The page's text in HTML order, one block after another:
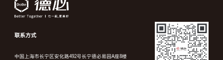
联系方式
中国上海市长宁区安化路492号长宁德必易园A座8楼